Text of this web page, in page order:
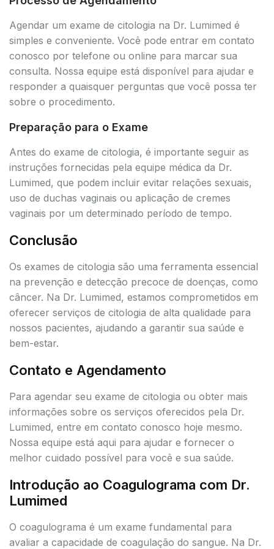
Agendar um exame de citologia na Dr. Lumimed é
simples e conveniente. Você pode entrar em contato
conosco por telefone ou online para marcar sua
consulta. Nossa equipe está disponível para ajudar e
responder a quaisquer perguntas que você possa ter
sobre o procedimento.
Preparação para o Exame
Antes do exame de citologia, é importante seguir as
instruções fornecidas pela equipe médica da Dr.
Lumimed, que podem incluir evitar relações sexuais,
uso de duchas vaginais ou aplicação de cremes
vaginais por um determinado período de tempo.
Conclusão
Os exames de citologia são uma ferramenta essencial
na prevenção e detecção precoce de doenças, como
câncer. Na Dr. Lumimed, estamos comprometidos em
oferecer serviços de citologia de alta qualidade para
nossos pacientes, ajudando a garantir sua saúde e
bem-estar.
Contato e Agendamento
Para agendar seu exame de citologia ou obter mais
informações sobre os serviços oferecidos pela Dr.
Lumimed, entre em contato conosco hoje mesmo.
Nossa equipe está aqui para ajudar e fornecer o
melhor cuidado possível para você e sua saúde.
Introdução ao Coagulograma com Dr.
Lumimed
O coagulograma é um exame fundamental para
avaliar a capacidade de coagulação do sangue. Na Dr.